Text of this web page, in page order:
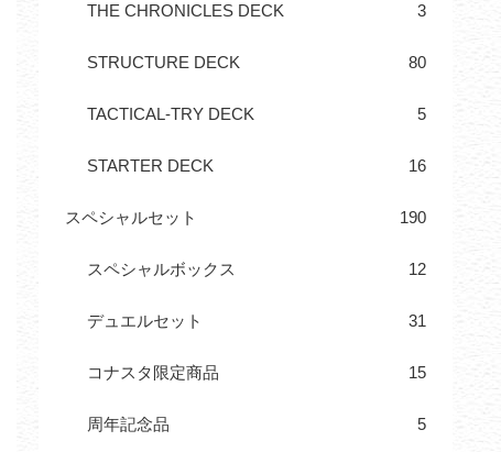
THE CHRONICLES DECK 3
STRUCTURE DECK 80
TACTICAL-TRY DECK 5
STARTER DECK 16
スペシャルセット 190
スペシャルボックス 12
デュエルセット 31
コナスタ限定商品 15
周年記念品 5